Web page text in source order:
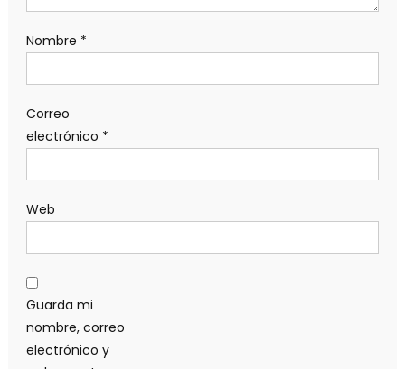
Nombre *
Correo
electrónico *
Web
Guarda mi
nombre, correo
electrónico y